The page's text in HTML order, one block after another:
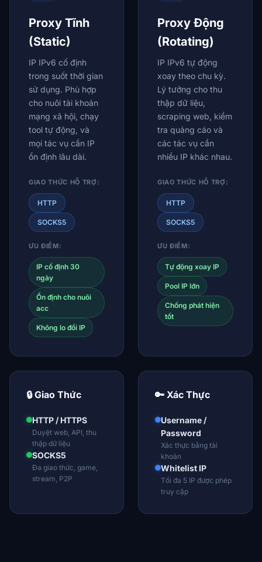
Proxy Tĩnh
(Static)
IP IPv6 cố định
trong suốt thời gian
sử dụng. Phù hợp
cho nuôi tài khoản
mạng xã hội, chạy
tool tự động, và
mọi tác vụ cần IP
ổn định lâu dài.
GIAO THỨC HỖ TRỢ:
HTTP
SOCKS5
ƯU ĐIỂM:
IP cố định 30
ngày
Ổn định cho nuôi
acc
Không lo đổi IP
Proxy Động
(Rotating)
IP IPv6 tự động
xoay theo chu kỳ.
Lý tưởng cho thu
thập dữ liệu,
scraping web, kiểm
tra quảng cáo và
các tác vụ cần
nhiều IP khác nhau.
GIAO THỨC HỖ TRỢ:
HTTP
SOCKS5
ƯU ĐIỂM:
Tự động xoay IP
Pool IP lớn
Chống phát hiện
tốt
🔒 Giao Thức
HTTP / HTTPS
Duyệt web, API, thu
thập dữ liệu
SOCKS5
Đa giao thức, game,
stream, P2P
🔑 Xác Thực
Username /
Password
Xác thực bằng tài
khoản
Whitelist IP
Tối đa 5 IP được phép
truy cập